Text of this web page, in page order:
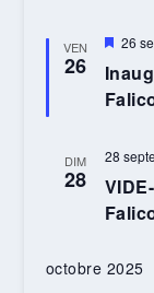
VEN
26
Mis
avant
26
DIM
28
28
octobre 2025